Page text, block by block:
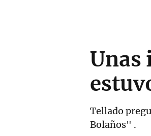
Unas
Tellado
Bolaños" .